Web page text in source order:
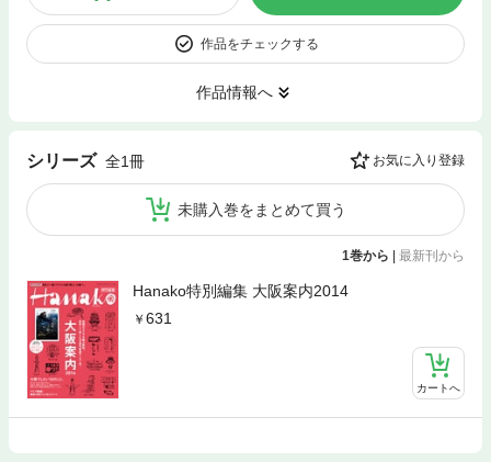
作品をチェックする
作品情報へ
シリーズ 全1冊 お気に入り登録
未購入巻をまとめて買う
1巻から 最新刊から
Hanako特別編集 大阪案内2014
631
カートへ